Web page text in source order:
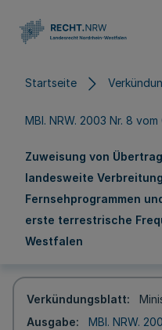
Startseite
MBl. NRW. 2003 Nr. 8
Zuweisung von
landesweite
Fernsehprogrammen
erste terrestrische
Westfalen
Verkündungsblatt
Ausgabe
MBl. NRW.